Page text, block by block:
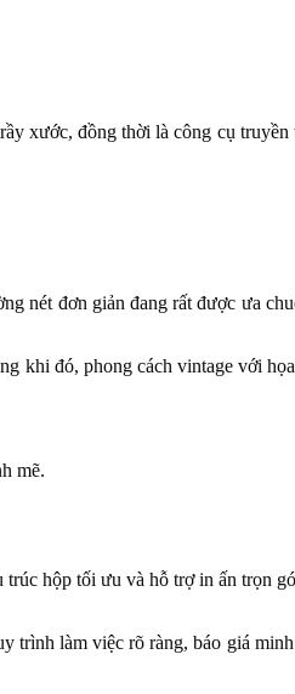
xước, đồng thời là công cụ truyền
nét đơn giản đang rất được ưa
khi đó, phong cách vintage với
mẽ.
hộp tối ưu và hỗ trợ in ấn trọn
trình làm việc rõ ràng, báo giá